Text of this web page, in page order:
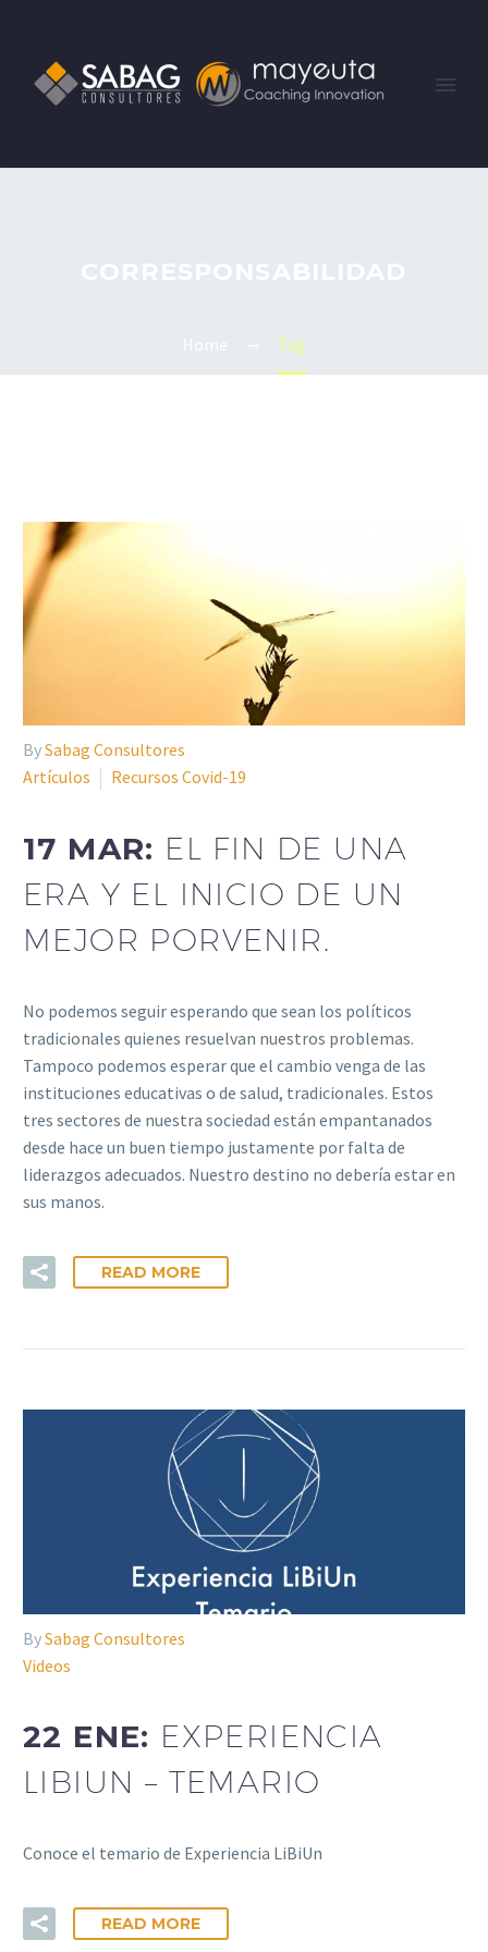
Tag
BySabag Consultores
Artículos
Recursos Covid-19
17 MAR: EL FIN DE UNA
ERA Y EL INICIO DE UN
MEJOR PORVENIR.
No podemos seguir esperando que sean los políticos
tradicionales quienes resuelvan nuestros problemas.
Tampoco podemos esperar que el cambio venga de las
instituciones educativas o de salud, tradicionales. Estos
tres sectores de nuestra sociedad están empantanados
desde hace un buen tiempo justamente por falta de
liderazgos adecuados. Nuestro destino no debería estar en
sus manos.
READ MORE
BySabag Consultores
Videos
22 ENE: EXPERIENCIA
LIBIUN – TEMARIO
Conoce el temario de Experiencia LiBiUn
READ MORE